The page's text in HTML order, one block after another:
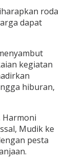
roda
dapat
kegiatan
hiburan,
Harmoni
Mudik ke
pesta